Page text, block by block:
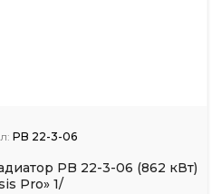
PB 22-3-06
PB 22-3-06 (862 кВт)
Pro» 1/